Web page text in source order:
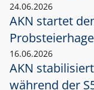
24.06.2026
AKN startet
16.06.2026
AKN
während der